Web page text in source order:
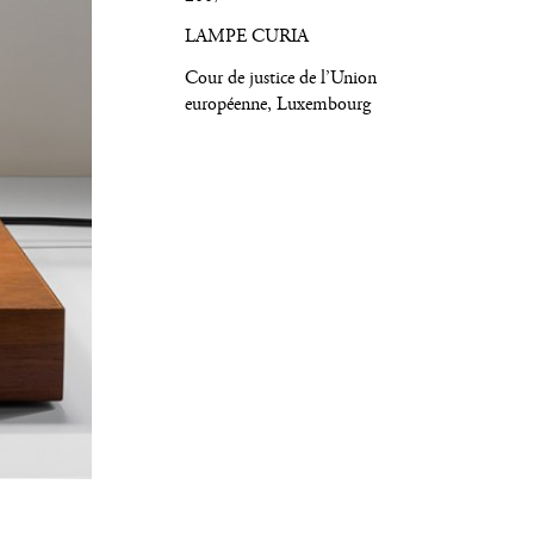
LAMPE CURIA
Cour de justice de l’Union
européenne, Luxembourg